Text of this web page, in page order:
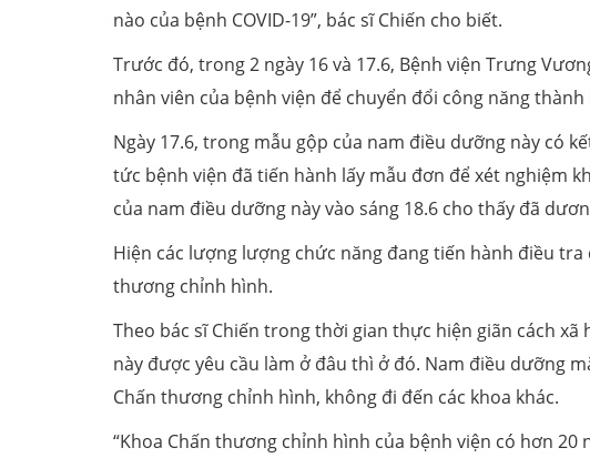
nào của bệnh COVID-19”, bác sĩ Chiến cho biết.
Trước đó, trong 2 ngày 16 và 17.6, Bệnh viện Trưng
nhân viên của bệnh viện để chuyển đổi công năng
Ngày 17.6, trong mẫu gộp của nam điều dưỡng này có
tức bệnh viện đã tiến hành lấy mẫu đơn để xét nghiệm
của nam điều dưỡng này vào sáng 18.6 cho thấy đã
Hiện các lượng lượng chức năng đang tiến hành điều
thương chỉnh hình.
Theo bác sĩ Chiến trong thời gian thực hiện giãn cách
này được yêu cầu làm ở đâu thì ở đó. Nam điều dưỡng
Chấn thương chỉnh hình, không đi đến các khoa khác.
“Khoa Chấn thương chỉnh hình của bệnh viện có hơn